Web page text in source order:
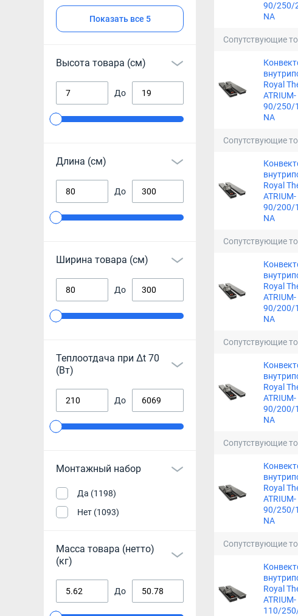
Показать все 5
Высота товара (см)
До
Длина (см)
До
Ширина товара (см)
До
Теплоотдача при Δt 70
(Вт)
До
Монтажный набор
Да (1198)
Нет (1093)
Масса товара (нетто)
(кг)
До
90/250/
NA
Сопутствующие
Royal
ATRIUM-
90/250/
NA
Сопутствующие
Royal
ATRIUM-
90/200/
NA
Сопутствующие
Royal
ATRIUM-
90/200/
NA
Сопутствующие
Royal
ATRIUM-
90/200/
NA
Сопутствующие
Royal
ATRIUM-
90/250/
NA
Сопутствующие
Royal
ATRIUM-
110/